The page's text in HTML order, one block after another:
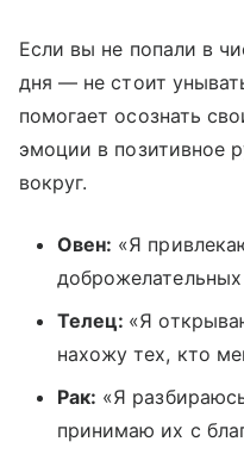
Если вы не попали в
дня — не стоит
помогает осознать
эмоции в позитивное
вокруг.
Овен: «Я
Телец: «Я
нахожу тех, кто
Рак: «Я
принимаю их с